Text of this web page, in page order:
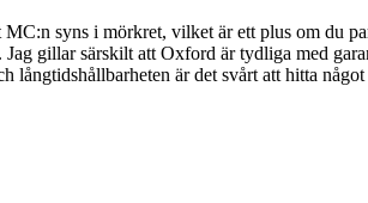
syns i mörkret, vilket är ett plus om du
gillar särskilt att Oxford är tydliga med
är det svårt att hitta